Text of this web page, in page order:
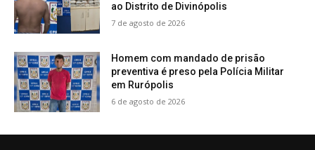
ao Distrito de Divinópolis
7 de agosto de 2026
Homem com mandado de prisão
preventiva é preso pela Polícia Militar
em Rurópolis
6 de agosto de 2026